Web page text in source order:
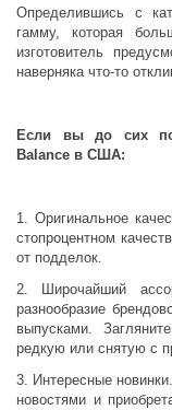
Определившись с
гамму, которая
изготовитель
наверняка что-то
Если вы до сих
Balance в США:
1. Оригинальное
стопроцентном
от подделок.
2. Широчайший
разнообразие
выпусками.
редкую или снятую с
3. Интересные
новостями и